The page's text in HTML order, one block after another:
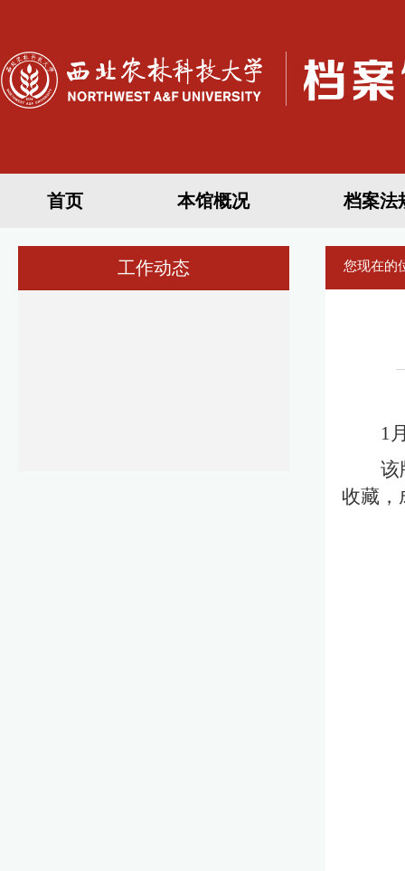
首页 本馆概况 档案法
工作动态 您现在的
1
该
收藏，